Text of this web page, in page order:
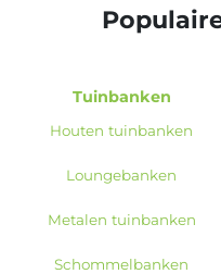
Tuinbanken
Houten tuinbanken
Loungebanken
Metalen tuinbanken
Schommelbanken